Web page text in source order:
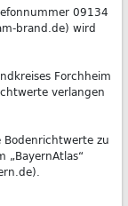
09134
brand.de) wird
Forchheim
verlangen
Bodenrichtwerte zu